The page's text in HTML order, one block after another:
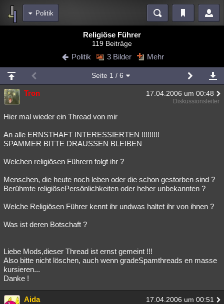
Politik
Blogs
Chat Wiki Neuigkeiten
meine Rubriken
Menschen Mystery Kriminalfälle
Spiritualität Verschwörungen
Natur Umfragen Unterhaltung
Philosophie Träume Orte Esoterik
Astronomie Helpdesk Gruppen Gaming Filme
Musik Clash Verbesserungen Allmystery English
Lesenswert Schlüsselwörter
Religiöse Führer
119 Beiträge
Politik 3 Bilder Mehr
Seite 1 / 6
Tron 17.04.2006 um 00:48
Diskussionsleiter
Hier mal wieder ein Thread von mir
An alle ERNSTHAFT INTERESSIERTEN !!!!!!!!!
SPAMMER BITTE DRAUSSEN BLEIBEN
Welchen religiösen Führern folgt ihr ?
Menschen, die heute noch leben oder die schon gestorben sind ?
Berühmte religiösePersönlichkeiten oder heher unbekannten ?
Welche Religiösen Führer kennt ihr undwas haltet ihr von ihnen ?
Was ist deren Botschaft ?
Liebe Mods,dieser Thread ist ernst gemeint !!!
Also bitte nicht löschen, auch wenn gradeSpamthreads en masse
kursieren...
Danke !
Aida 17.04.2006 um 00:51